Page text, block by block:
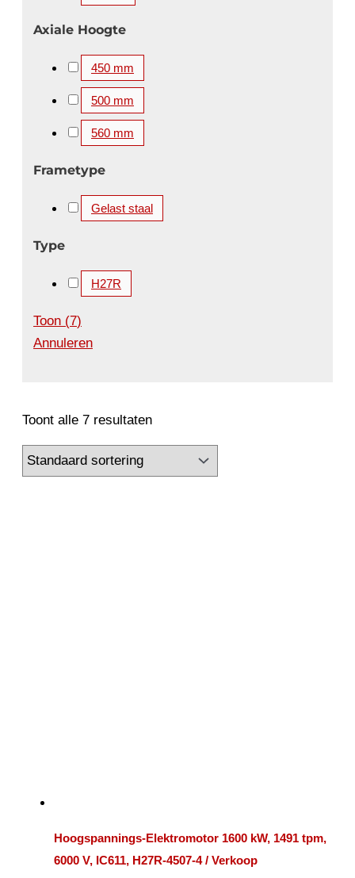
Axiale Hoogte
450 mm
500 mm
560 mm
Frametype
Gelast staal
Type
H27R
Toon (7)
Annuleren
Toont alle 7 resultaten
Hoogspannings-Elektromotor 1600 kW, 1491 tpm,
6000 V, IC611, H27R-4507-4 / Verkoop